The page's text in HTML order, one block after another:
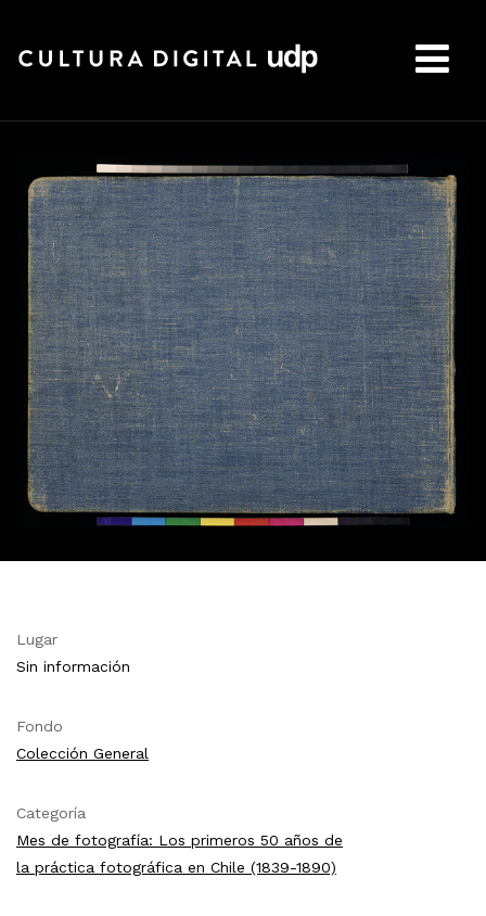
Lugar
Sin información
Fondo
Colección General
Categoría
Mes de fotografía: Los primeros 50 años de
la práctica fotográfica en Chile (1839-1890)